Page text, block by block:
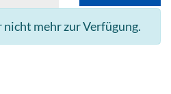
mehr zur Verfügung.